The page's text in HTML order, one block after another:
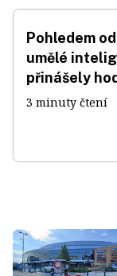
Pohledem
umělé
přinášely
3 minuty čtení